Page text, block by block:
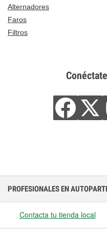
Alternadores
Faros
Filtros
PROFESIONALES EN
Contacta tu tienda local